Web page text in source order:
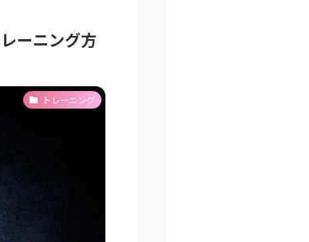
ーニング方
トレーニング